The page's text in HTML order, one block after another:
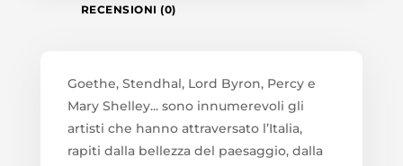
RECENSIONI (0)
Goethe, Stendhal, Lord Byron, Percy e
Mary Shelley... sono innumerevoli gli
artisti che hanno attraversato l’Italia,
rapiti dalla bellezza del paesaggio, dalla